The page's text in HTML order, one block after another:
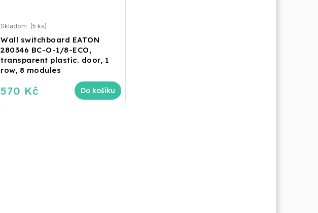
Wall switchboard EATON
280346 BC-O-1/8-ECO,
transparent plastic. door, 1
row, 8 modules
Skladom (5 ks)
570 Kč Do košíku